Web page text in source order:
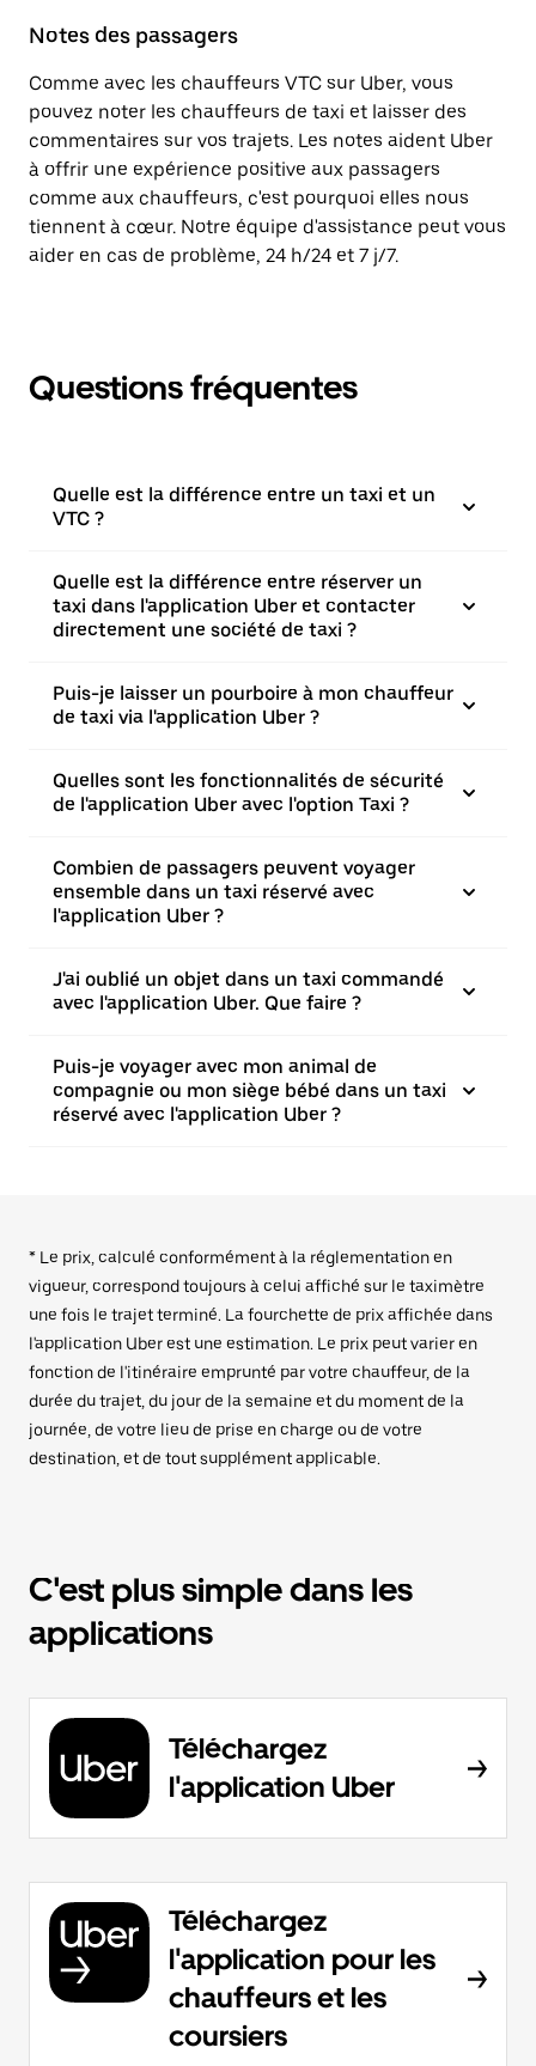
Notes des passagers
Comme avec les chauffeurs VTC sur Uber, vous
pouvez noter les chauffeurs de taxi et laisser des
commentaires sur vos trajets. Les notes aident Uber
à offrir une expérience positive aux passagers
comme aux chauffeurs, c'est pourquoi elles nous
tiennent à cœur. Notre équipe d'assistance peut vous
aider en cas de problème, 24 h/24 et 7 j/7.
Questions fréquentes
Quelle est la différence entre un taxi et un
VTC ?
Quelle est la différence entre réserver un
taxi dans l'application Uber et contacter
directement une société de taxi ?
Puis-je laisser un pourboire à mon chauffeur
de taxi via l'application Uber ?
Quelles sont les fonctionnalités de sécurité
de l'application Uber avec l'option Taxi ?
Combien de passagers peuvent voyager
ensemble dans un taxi réservé avec
l'application Uber ?
J'ai oublié un objet dans un taxi commandé
avec l'application Uber. Que faire ?
Puis-je voyager avec mon animal de
compagnie ou mon siège bébé dans un taxi
réservé avec l'application Uber ?
* Le prix, calculé conformément à la réglementation en
vigueur, correspond toujours à celui affiché sur le taximètre
une fois le trajet terminé. La fourchette de prix affichée dans
l'application Uber est une estimation. Le prix peut varier en
fonction de l'itinéraire emprunté par votre chauffeur, de la
durée du trajet, du jour de la semaine et du moment de la
journée, de votre lieu de prise en charge ou de votre
destination, et de tout supplément applicable.
C'est plus simple dans les
applications
Téléchargez
l'application Uber
Téléchargez
l'application pour les
chauffeurs et les
coursiers